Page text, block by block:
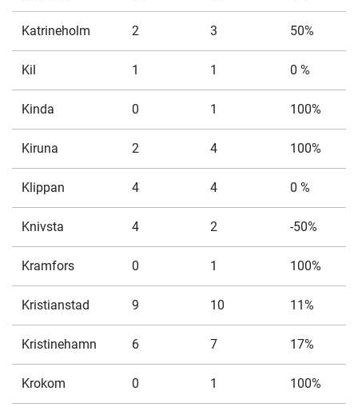
Katrineholm 2 3 50%
Kil 1 1 0 %
Kinda 0 1 100%
Kiruna 2 4 100%
Klippan 4 4 0 %
Knivsta 4 2 -50%
Kramfors 0 1 100%
Kristianstad 9 10 11%
Kristinehamn 6 7 17%
Krokom 0 1 100%